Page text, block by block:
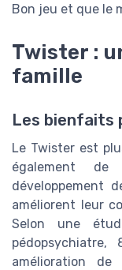
Bon jeu et que le
Twister :
famille
Les bienfaits
Le Twister est
également
développement
améliorent leur
Selon une
amélioration de